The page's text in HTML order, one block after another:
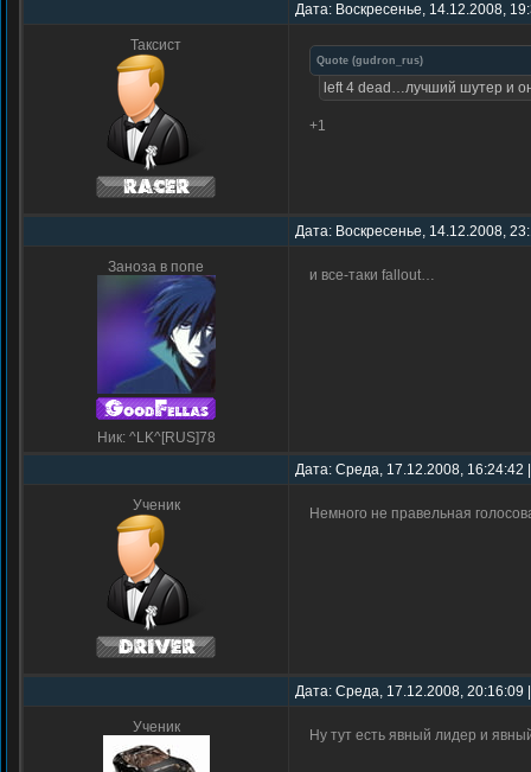
Дата: Воскресенье, 14.12.2008,
Таксист
Quote (gudron_rus)
left 4 dead…лучший шутер и
+1
Дата: Воскресенье, 14.12.2008,
Заноза в попе
Ник: ^LK^[RUS]78
и все-таки fallout…
Дата: Среда, 17.12.2008,
Ученик Немного не правельная
Дата: Среда, 17.12.2008,
Ученик Ну тут есть явный лидер и